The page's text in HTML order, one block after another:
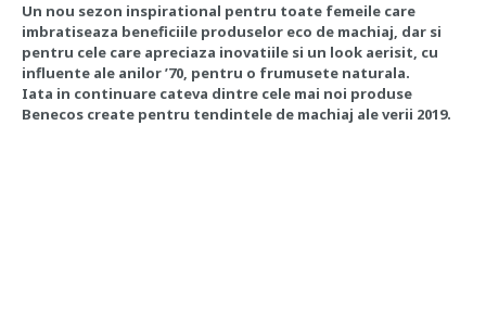
Un nou sezon inspirational pentru toate femeile care
imbratiseaza beneficiile produselor eco de machiaj, dar si
pentru cele care apreciaza inovatiile si un look aerisit, cu
influente ale anilor ’70, pentru o frumusete naturala.
Iata in continuare cateva dintre cele mai noi produse
Benecos create pentru tendintele de machiaj ale verii 2019.